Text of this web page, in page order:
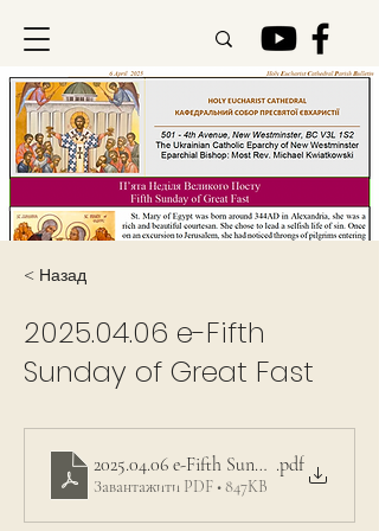
< Назад
2025.04.06 e-Fifth
Sunday of Great Fast
2025.04.06 e-Fifth Sunday of Great Fast
.pdf
Завантажити PDF • 847KB